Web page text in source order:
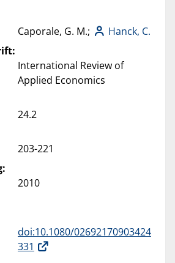
Caporale, G. M.;
Hanck, C.
International Review of
Applied Economics
24.2
203-221
2010
doi:10.1080/02692170903424
331